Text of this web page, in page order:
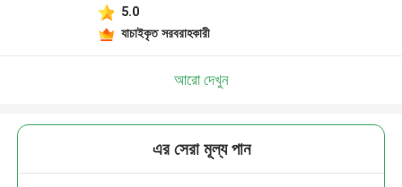
5.0
যাচাইকৃত সরবরাহকারী
আরো দেখুন
এর সেরা মূল্য পান